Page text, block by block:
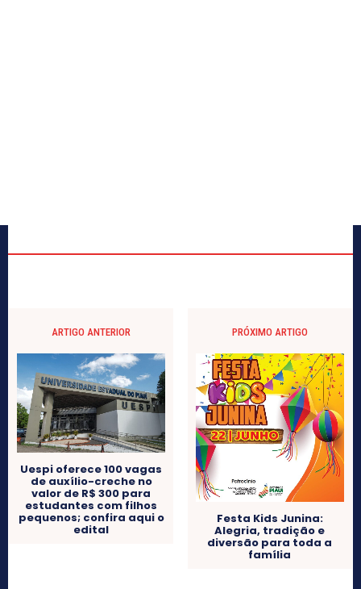
ARTIGO ANTERIOR
Uespi oferece 100 vagas
de auxílio-creche no
valor de R$ 300 para
estudantes com filhos
pequenos; confira aqui o
edital
PRÓXIMO ARTIGO
Festa Kids Junina:
Alegria, tradição e
diversão para toda a
família